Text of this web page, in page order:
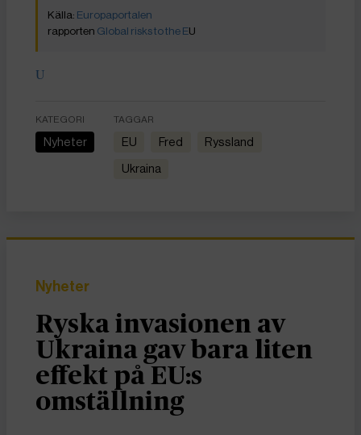
Europaportalen
rapporten Global risks to the EU
U
KATEGORI
Nyheter
TAGGAR
EU fred Ryssland
Ukraina
Nyheter
Ryska invasionen av
Ukraina gav bara liten
effekt på EU:s
omställning